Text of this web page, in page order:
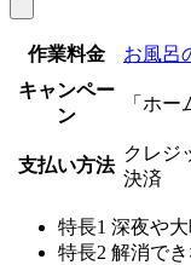
作業料金
お風呂
キャンペー
ン
「ホ
支払い方法
クレジ
決済
特長1 深夜や
特長2 解消で